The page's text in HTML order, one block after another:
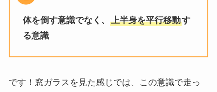
体を倒す意識でなく、 上半身を平行移動す
る意識
です！窓ガラスを見た感じでは、この意識で走っ